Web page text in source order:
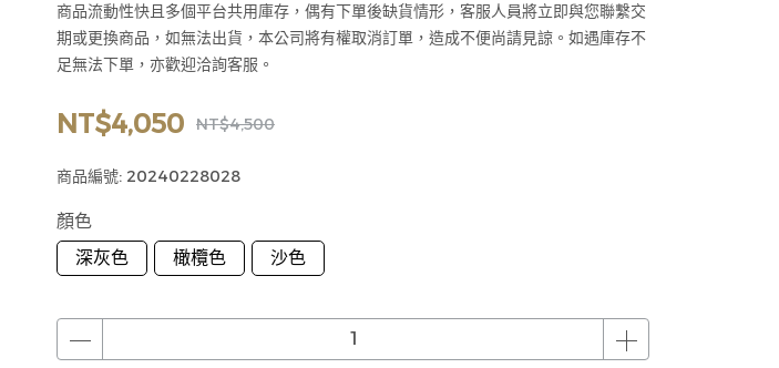
商品流動性快且多個平台共用庫存，偶有下單後缺貨情形，客服人員將立即與您聯繫交
期或更換商品，如無法出貨，本公司將有權取消訂單，造成不便尚請見諒。如遇庫存不
足無法下單，亦歡迎洽詢客服。
NT$4,050 NT$4,500
商品編號: 20240228028
顏色
深灰色
橄欖色 沙色